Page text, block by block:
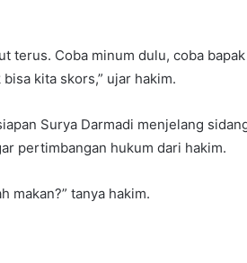
terus. Coba minum dulu, coba
kita skors,” ujar hakim.
Surya Darmadi menjelang
pertimbangan hukum dari hakim.
makan?” tanya hakim.